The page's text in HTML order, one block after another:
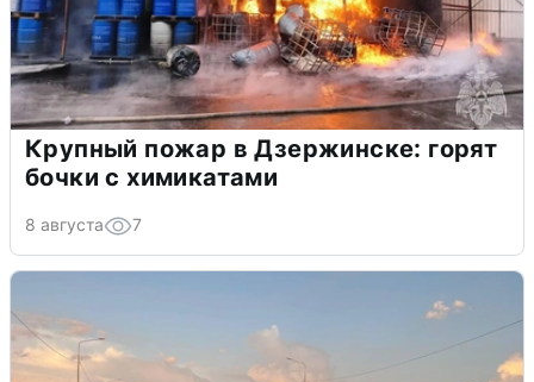
Крупный пожар в Дзержинске: горят
бочки с химикатами
8 августа 7